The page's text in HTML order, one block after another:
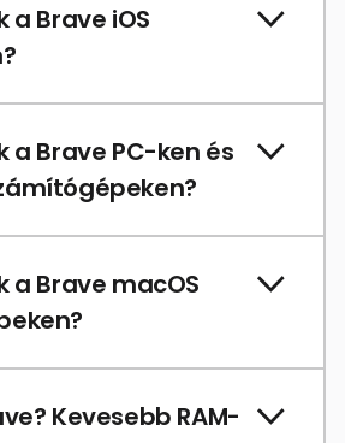
a Brave iOS
a Brave PC-ken és
a Brave macOS
Kevesebb RAM-